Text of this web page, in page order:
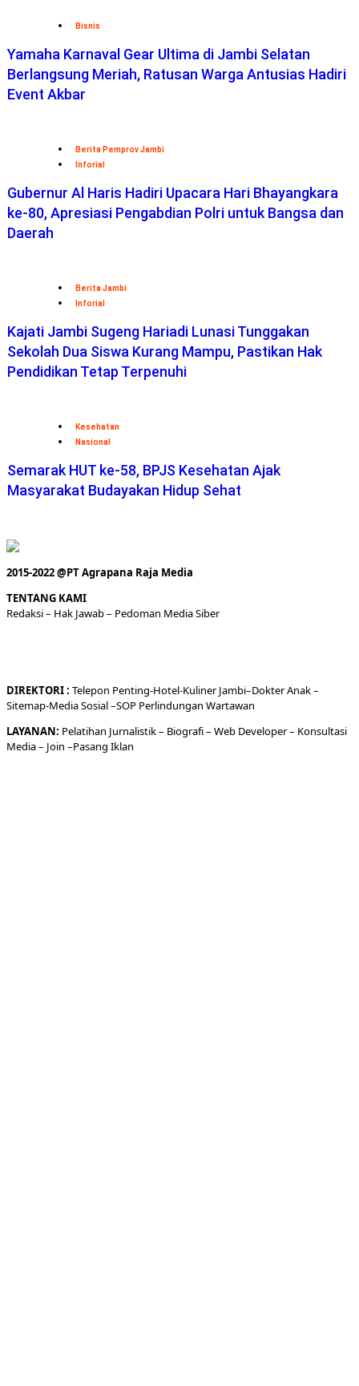
Bisnis
Yamaha Karnaval Gear Ultima di Jambi Selatan
Berlangsung Meriah, Ratusan Warga Antusias Hadiri
Event Akbar
Berita Pemprov Jambi
Inforial
Gubernur Al Haris Hadiri Upacara Hari Bhayangkara
ke-80, Apresiasi Pengabdian Polri untuk Bangsa dan
Daerah
Berita Jambi
Inforial
Kajati Jambi Sugeng Hariadi Lunasi Tunggakan
Sekolah Dua Siswa Kurang Mampu, Pastikan Hak
Pendidikan Tetap Terpenuhi
Kesehatan
Nasional
Semarak HUT ke-58, BPJS Kesehatan Ajak
Masyarakat Budayakan Hidup Sehat
2015-2022 @PT Agrapana Raja Media
TENTANG KAMI
Redaksi– Hak Jawab – Pedoman Media Siber
DIREKTORI: Telepon Penting-Hotel-KulinerJambi–DokterAnak –
Sitemap-Media Sosial –SOP Perlindungan Wartawan
LAYANAN: Pelatihan Jurnalistik – Biografi– Web Developer– Konsultasi
Media– Join –Pasang Iklan